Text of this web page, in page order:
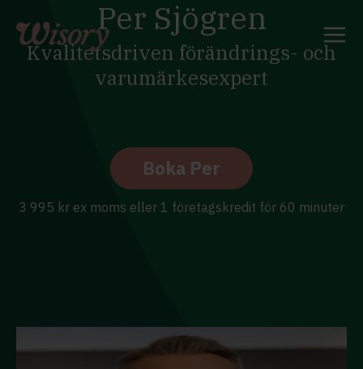
content
Per Sjögren
Kvalitetsdriven förändrings- och
varumärkesexpert
Boka Per
3 995 kr ex moms eller 1 företagskredit för 60 minuter